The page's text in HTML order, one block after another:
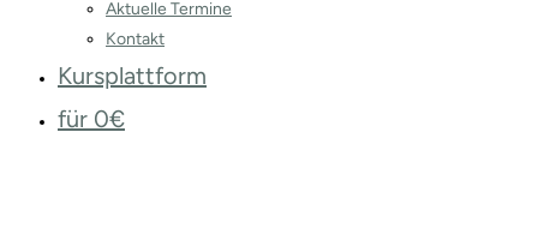
Aktuelle Termine
Kontakt
Kursplattform
für 0€